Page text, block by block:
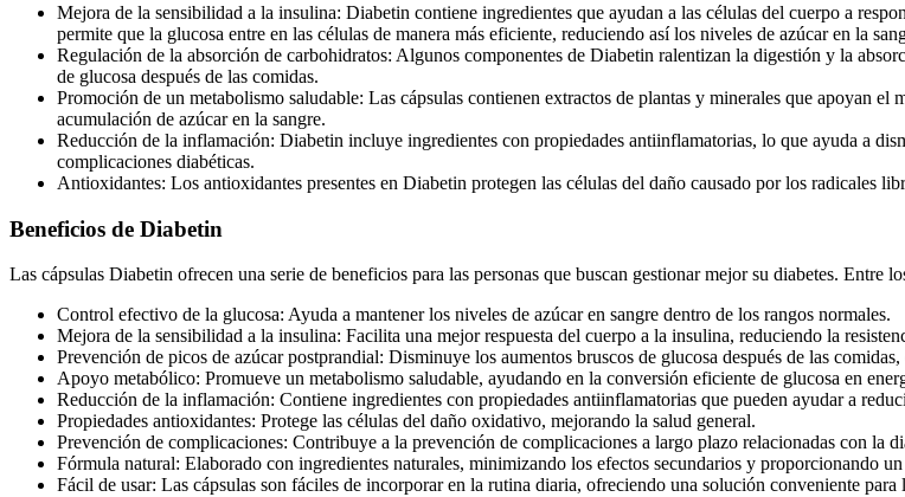
Mejora de la sensibilidad a la insulina: Diabetin contiene ingredientes que ayudan a las células del cuerpo a
permite que la glucosa entre en las células de manera más eficiente, reduciendo así los niveles de azúcar en la
Regulación de la absorción de carbohidratos: Algunos componentes de Diabetin ralentizan la digestión y la
de glucosa después de las comidas.
Promoción de un metabolismo saludable: Las cápsulas contienen extractos de plantas y minerales que apoyan
acumulación de azúcar en la sangre.
Reducción de la inflamación: Diabetin incluye ingredientes con propiedades antiinflamatorias, lo que ayuda a
complicaciones diabéticas.
Antioxidantes: Los antioxidantes presentes en Diabetin protegen las células del daño causado por los radicales
Beneficios de Diabetin
Las cápsulas Diabetin ofrecen una serie de beneficios para las personas que buscan gestionar mejor su diabetes. Entre
Control efectivo de la glucosa: Ayuda a mantener los niveles de azúcar en sangre dentro de los rangos normales.
Mejora de la sensibilidad a la insulina: Facilita una mejor respuesta del cuerpo a la insulina, reduciendo la
Prevención de picos de azúcar postprandial: Disminuye los aumentos bruscos de glucosa después de las
Apoyo metabólico: Promueve un metabolismo saludable, ayudando en la conversión eficiente de glucosa en
Reducción de la inflamación: Contiene ingredientes con propiedades antiinflamatorias que pueden ayudar a
Propiedades antioxidantes: Protege las células del daño oxidativo, mejorando la salud general.
Prevención de complicaciones: Contribuye a la prevención de complicaciones a largo plazo relacionadas con la
Fórmula natural: Elaborado con ingredientes naturales, minimizando los efectos secundarios y proporcionando
Fácil de usar: Las cápsulas son fáciles de incorporar en la rutina diaria, ofreciendo una solución conveniente para